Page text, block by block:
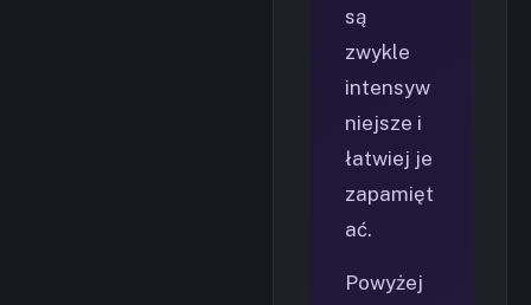
są
zwykle
intensyw
niejsze i
łatwiej je
zapamięt
ać.
Powyżej